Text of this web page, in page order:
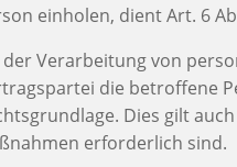
einholen, dient Art. 6
der Verarbeitung von
die betroffene
Dies gilt
erforderlich sind.